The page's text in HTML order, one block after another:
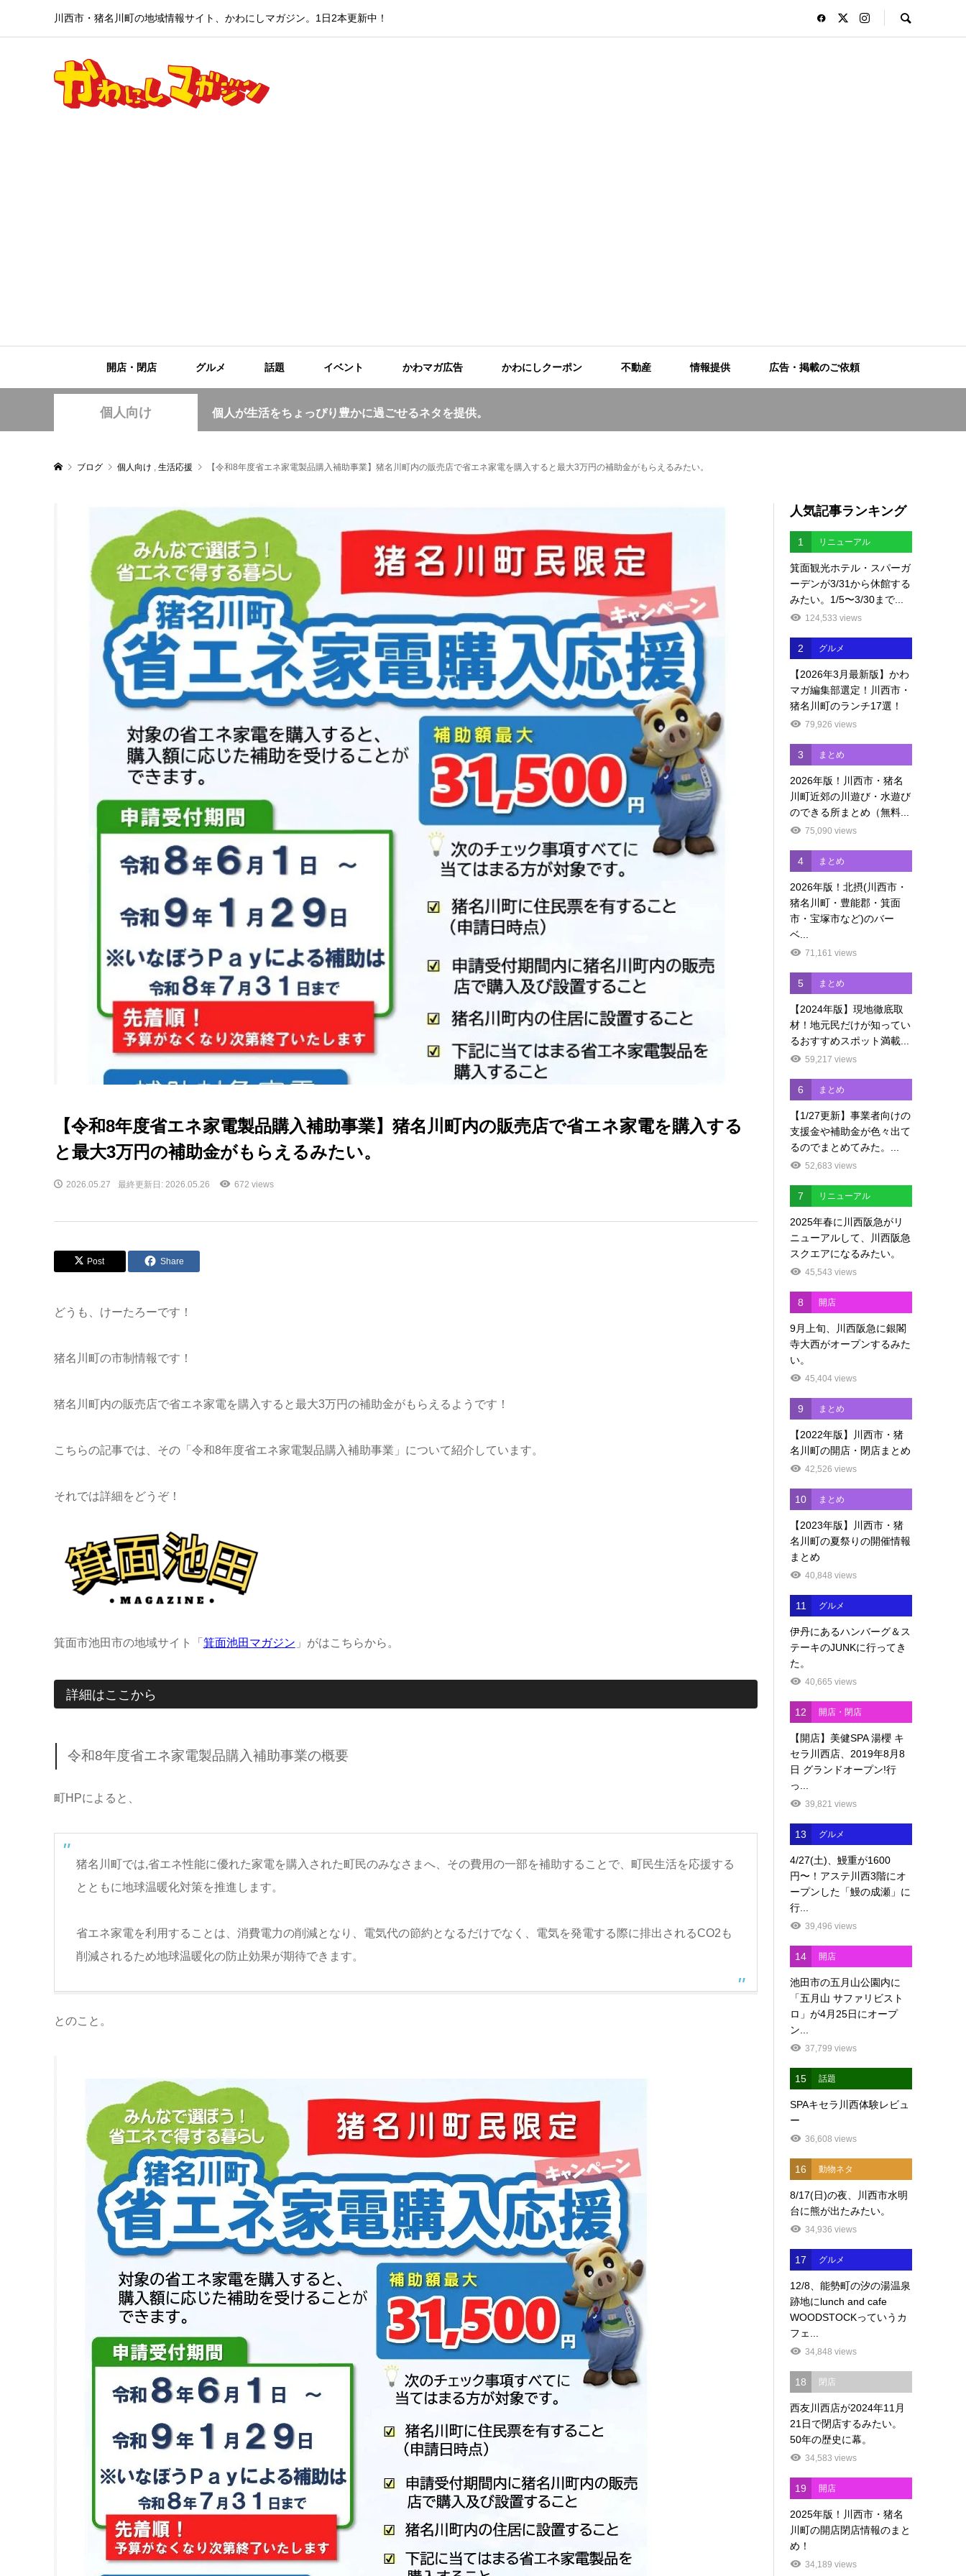
川西市・猪名川町の地域情報サイト、かわにしマガジン。1日2本更新中！
開店・閉店 グルメ 話題 イベント かわマガ広告 かわにしクーポン 不動産 情報提供 広告・掲載のご依頼
個人向け 個人が生活をちょっぴり豊かに過ごせるネタを提供。
ブログ 個人向け , 生活応援 【令和8年度省エネ家電製品購入補助事業】猪名川町内の販売店で省エネ家電を購入すると最大3万円の補助金がもらえるみたい。
【令和8年度省エネ家電製品購入補助事業】猪名川町内の販売店で省エネ家電を購入する
と最大3万円の補助金がもらえるみたい。
2026.05.27 最終更新日: 2026.05.26 672 views
Post Share
どうも、けーたろーです！
猪名川町の市制情報です！
猪名川町内の販売店で省エネ家電を購入すると最大3万円の補助金がもらえるようです！
こちらの記事では、その「令和8年度省エネ家電製品購入補助事業」について紹介しています。
それでは詳細をどうぞ！
箕面市池田市の地域サイト「 箕面池田マガジン 」がはこちらから。
詳細はここから
令和8年度省エネ家電製品購入補助事業の概要
町HPによると、
猪名川町では,省エネ性能に優れた家電を購入された町民のみなさまへ、その費用の一部を補助することで、町民生活を応援する
とともに地球温暖化対策を推進します。
省エネ家電を利用することは、消費電力の削減となり、電気代の節約となるだけでなく、電気を発電する際に排出されるCO2も
削減されるため地球温暖化の防止効果が期待できます。
とのこと。
人気記事ランキング
1 リニューアル
箕面観光ホテル・スパーガ
ーデンが3/31から休館する
みたい。1/5〜3/30まで...
124,533 views
2 グルメ
【2026年3月最新版】かわ
マガ編集部選定！川西市・
猪名川町のランチ17選！
79,926 views
3 まとめ
2026年版！川西市・猪名
川町近郊の川遊び・水遊び
のできる所まとめ（無料...
75,090 views
4 まとめ
2026年版！北摂(川西市・
猪名川町・豊能郡・箕面
市・宝塚市など)のバー
ベ...
71,161 views
5 まとめ
【2024年版】現地徹底取
材！地元民だけが知ってい
るおすすめスポット満載...
59,217 views
6 まとめ
【1/27更新】事業者向けの
支援金や補助金が色々出て
るのでまとめてみた。...
52,683 views
7 リニューアル
2025年春に川西阪急がリ
ニューアルして、川西阪急
スクエアになるみたい。
45,543 views
8 開店
9月上旬、川西阪急に銀閣
寺大西がオープンするみた
い。
45,404 views
9 まとめ
【2022年版】川西市・猪
名川町の開店・閉店まとめ
42,526 views
10 まとめ
【2023年版】川西市・猪
名川町の夏祭りの開催情報
まとめ
40,848 views
11 グルメ
伊丹にあるハンバーグ＆ス
テーキのJUNKに行ってき
た。
40,665 views
12 開店・閉店
【開店】美健SPA 湯櫻 キ
セラ川西店、2019年8月8
日 グランドオープン!行
っ...
39,821 views
13 グルメ
4/27(土)、鰻重が1600
円〜！アステ川西3階にオ
ープンした「鰻の成瀬」に
行...
39,496 views
14 開店
池田市の五月山公園内に
「五月山 サファリビスト
ロ」が4月25日にオープ
ン...
37,799 views
15 話題
SPAキセラ川西体験レビュ
ー
36,608 views
16 動物ネタ
8/17(日)の夜、川西市水明
台に熊が出たみたい。
34,936 views
17 グルメ
12/8、能勢町の汐の湯温泉
跡地にlunch and cafe
WOODSTOCKっていうカ
フェ...
34,848 views
18 閉店
西友川西店が2024年11月
21日で閉店するみたい。
50年の歴史に幕。
34,583 views
19 開店
2025年版！川西市・猪名
川町の開店閉店情報のまと
め！
34,189 views